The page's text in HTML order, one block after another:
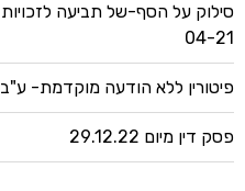
04-21
פיטורין ללא הודעה מוקדמת- ע"ב 1524/05
פסק דין מיום 29.12.22